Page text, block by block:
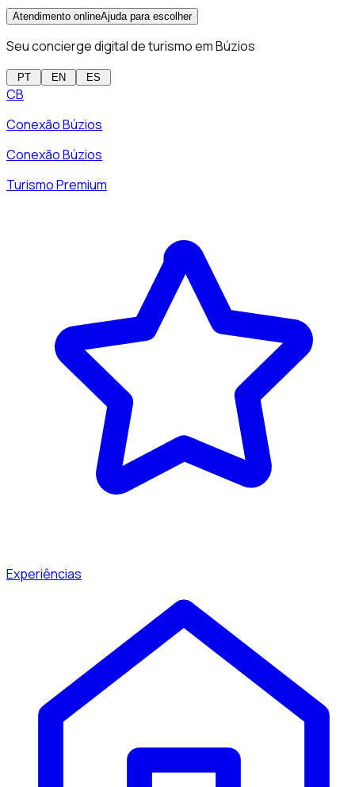
Atendimento onlineAjuda para escolher
Seu concierge digital de turismo em Búzios
PT EN ES
CB
Conexão Búzios
Conexão Búzios
Turismo Premium
Experiências